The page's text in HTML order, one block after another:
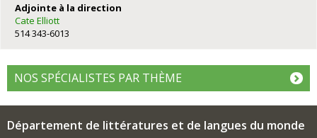
Adjointe à la direction
Cate Elliott
514 343-6013
NOS SPÉCIALISTES PAR THÈME
Département de littératures et de langues du monde